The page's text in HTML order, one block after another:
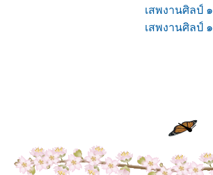
เสพงานศิลป์
เสพงานศิลป์